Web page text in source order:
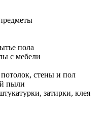
пола
с мебели
стены и пол
пыли
затирки, клея